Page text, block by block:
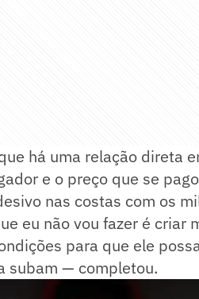
há uma relação direta
e o preço que se
nas costas com os
eu não vou fazer é criar
para que ele
subam — completou.